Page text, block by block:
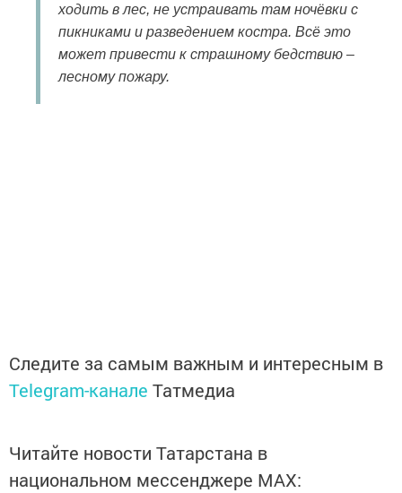
ходить в лес, не устраивать там ночёвки с
пикниками и разведением костра. Всё это
может привести к страшному бедствию –
лесному пожару.
Следите за самым важным и интересным в
Telegram-канале Татмедиа
Читайте новости Татарстана в
национальном мессенджере MАХ: